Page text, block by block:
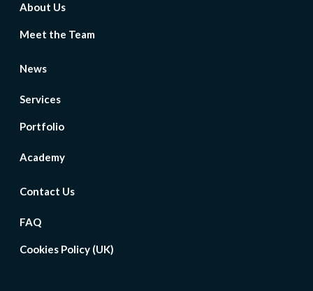
About Us
Meet the Team
News
Services
Portfolio
Academy
Contact Us
FAQ
Cookies Policy (UK)